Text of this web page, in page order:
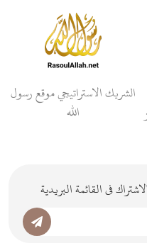
الشريك الاستراتيجي موقع رسول
الله
فى القائمة البريدية